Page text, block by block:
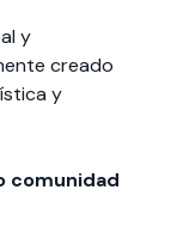
y
creado
y
comunidad